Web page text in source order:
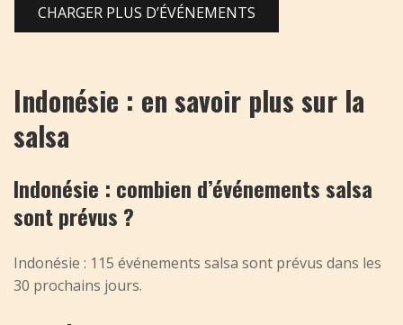
CHARGER PLUS D’ÉVÉNEMENTS
Indonésie : en savoir plus sur la
salsa
Indonésie : combien d’événements salsa
sont prévus ?
Indonésie : 115 événements salsa sont prévus dans les
30 prochains jours.